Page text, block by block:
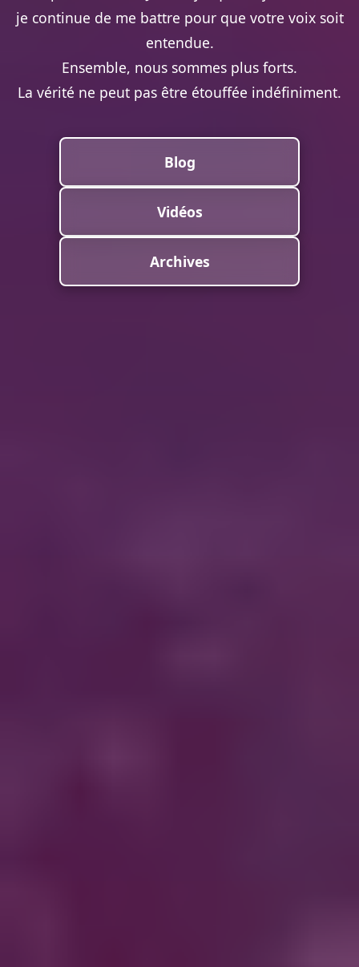
je continue de me battre pour que votre voix soit
entendue.
Ensemble, nous sommes plus forts.
La vérité ne peut pas être étouffée indéfiniment.
Blog
Vidéos
Archives